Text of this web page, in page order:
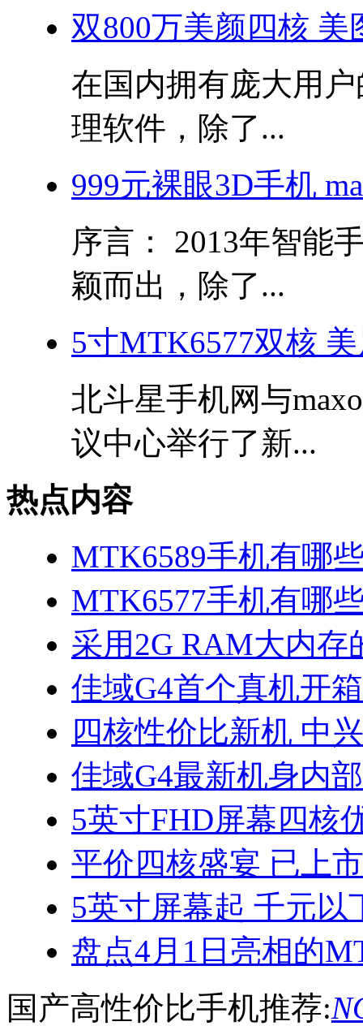
双800万美颜四核 美
在国内拥有庞大用
理软件，除了...
999元裸眼3D手机
序言： 2013年智能
颖而出，除了...
5寸MTK6577双核
北斗星手机网与
议中心举行了新...
热点内容
MTK6589手机有哪
MTK6577手机有哪
采用2G RAM大内存
佳域G4首个真机开
四核性价比新机 中
佳域G4最新机身内
5英寸FHD屏幕四核
平价四核盛宴 已上
5英寸屏幕起 千元以
盘点4月1日亮相的
国产高性价比手机推荐: